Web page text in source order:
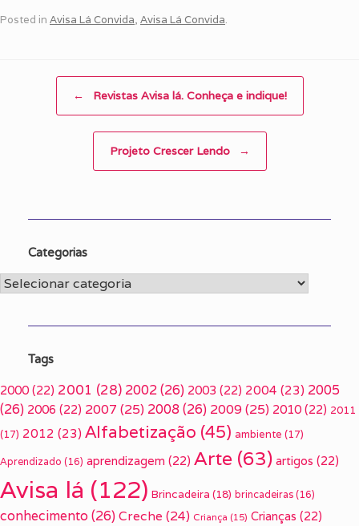
Posted in Avisa Lá Convida, Avisa Lá Convida.
← Revistas Avisa lá. Conheça e indique!
Projeto Crescer Lendo →
Categorias
Categorias
Tags
2000 (22) 2001 (28) 2002(26) 2003 (22) 2004 (23) 2005
(26) 2006 (22) 2007 (25) 2008(26) 2009(25) 2010 (22) 2011
(17) 2012 (23) Alfabetização (45) ambiente (17)
Aprendizado (16) aprendizagem (22) Arte (63) artigos (22)
Avisa lá (122) Brincadeira (18) brincadeiras (16)
conhecimento(26) Creche (24) Criança (15) Crianças (22)